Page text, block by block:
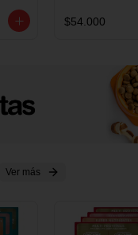
EXPRESS
OFERTA
$54.000
Ver más